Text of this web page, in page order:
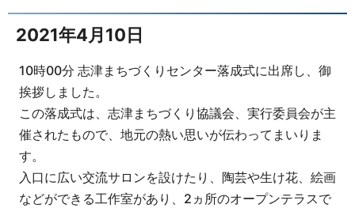
2021年4月10日
10時00分 志津まちづくりセンター落成式に出席し、御
挨拶しました。
この落成式は、志津まちづくり協議会、実行委員会が主
催されたもので、地元の熱い思いが伝わってまいりま
す。
入口に広い交流サロンを設けたり、陶芸や生け花、絵画
などができる工作室があり、2ヵ所のオープンテラスで